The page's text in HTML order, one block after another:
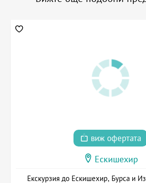
виж офертата
Ескишехир
Екскурзия до Ескишехир, Бурса и